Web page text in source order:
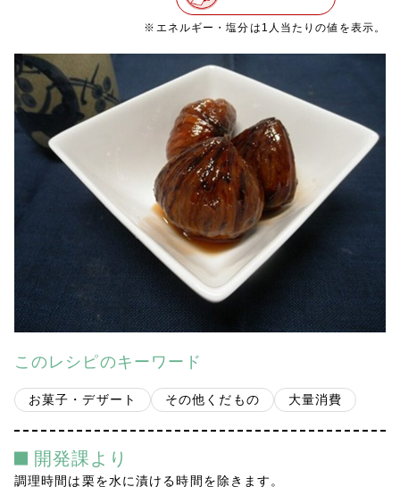
奨励金受託手数料
営業日カレンダー
会社案内
多摩青果便り
アクセス
プライバシーポリシー
※エネルギー・塩分は1人当たりの値を表示。
このレシピのキーワード
お菓子・デザート その他くだもの 大量消費
開発課より
調理時間は栗を水に漬ける時間を除きます。